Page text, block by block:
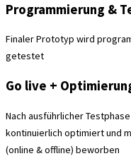
Programmierung &
Finaler Prototyp wird
getestet
Go live +
Nach ausführlicher
kontinuierlich optimiert und
(online & offline) beworben